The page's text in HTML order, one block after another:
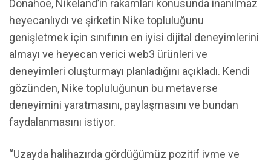
Donahoe, Nikeland’in rakamları konusunda inanılmaz
heyecanlıydı ve şirketin Nike topluluğunu
genişletmek için sınıfının en iyisi dijital deneyimlerini
almayı ve heyecan verici web3 ürünleri ve
deneyimleri oluşturmayı planladığını açıkladı. Kendi
gözünden, Nike topluluğunun bu metaverse
deneyimini yaratmasını, paylaşmasını ve bundan
faydalanmasını istiyor.
“Uzayda halihazırda gördüğümüz pozitif ivme ve